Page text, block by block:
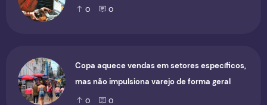
0 0
Copa aquece vendas em setores específicos,
mas não impulsiona varejo de forma geral
0 0